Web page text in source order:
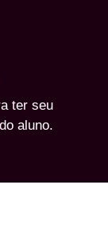
ter seu
aluno.